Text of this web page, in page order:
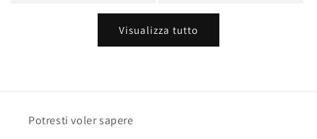
listino
Visualizza tutto
Potresti voler sapere